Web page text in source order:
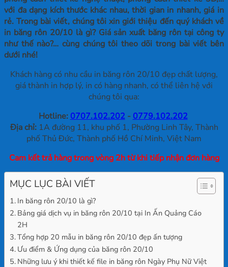
với đa dạng kích thước khác nhau, thời gian in nhanh, giá in
rẻ. Trong bài viết, chúng tôi xin giới thiệu đến quý khách về
in băng rôn 20/10 là gì? Giá sản xuất băng rôn tại công ty
như thế nào?… cùng chúng tôi theo dõi trong bài viết bên
dưới nhé!
Khách hàng có nhu cầu in băng rôn 20/10 đẹp chất lượng,
giá thành in hợp lý, in có hàng nhanh, có thể liên hệ với
chúng tôi qua:
Hotline: 0707.102.202- 0779.102.202
Địa chỉ:1A đường 11, khu phố 1, Phường Linh Tây, Thành
phố Thủ Đức, Thành phố Hồ Chí Minh, Việt Nam
Cam kết trả hàng trong vòng 2h từ khi tiếp nhận đơn hàng
MỤC LỤC BÀI VIẾT
In băng rôn 20/10 là gì?
Bảng giá dịch vụ in băng rôn 20/10 tại In Ấn Quảng Cáo
2H
Tổng hợp 20 mẫu in băng rôn 20/10 đẹp ấn tượng
Ưu điểm & Ứng dụng của băng rôn 20/10
Những lưu ý khi thiết kế file in băng rôn Ngày Phụ Nữ Việt